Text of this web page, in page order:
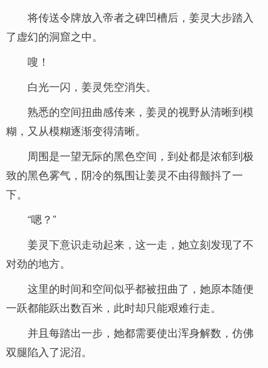
将传送令牌放入帝者之碑凹槽后，姜灵大步踏入
了虚幻的洞窟之中。
嗖！
白光一闪，姜灵凭空消失。
熟悉的空间扭曲感传来，姜灵的视野从清晰到模
糊，又从模糊逐渐变得清晰。
周围是一望无际的黑色空间，到处都是浓郁到极
致的黑色雾气，阴冷的氛围让姜灵不由得颤抖了一
下。
“嗯？”
姜灵下意识走动起来，这一走，她立刻发现了不
对劲的地方。
这里的时间和空间似乎都被扭曲了，她原本随便
一跃都能跃出数百米，此时却只能艰难行走。
并且每踏出一步，她都需要使出浑身解数，仿佛
双腿陷入了泥沼。